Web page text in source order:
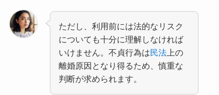
ただし、利用前には法的なリスク
についても十分に理解しなければ
いけません。不貞行為は民法上の
離婚原因となり得るため、慎重な
判断が求められます。